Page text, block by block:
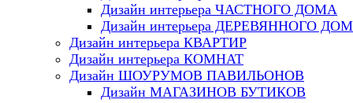
Дизайн интерьера ЧАСТНОГО ДОМА
Дизайн интерьера ДЕРЕВЯННОГО
Дизайн интерьера КВАРТИР
Дизайн интерьера КОМНАТ
Дизайн ШОУРУМОВ ПАВИЛЬОНОВ
Дизайн МАГАЗИНОВ БУТИКОВ